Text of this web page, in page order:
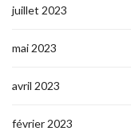
juillet 2023
mai 2023
avril 2023
février 2023